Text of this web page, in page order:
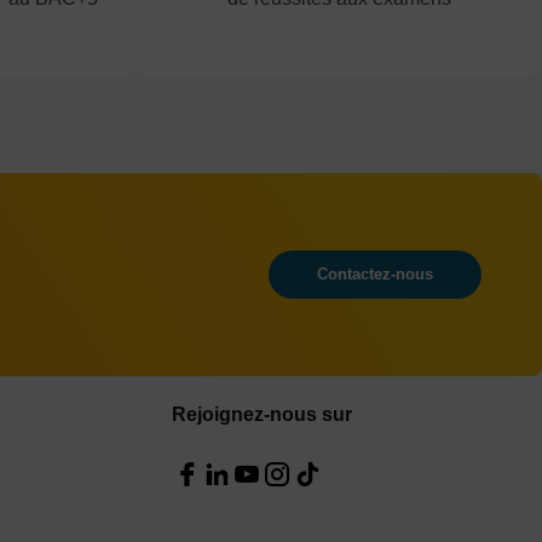
Contactez-nous
Rejoignez-nous sur